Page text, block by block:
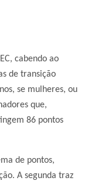
cabendo ao
de transição
se mulheres, ou
que,
86 pontos
de pontos,
A segunda traz